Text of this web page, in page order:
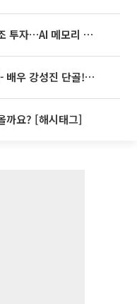
SK하이닉스, 용인·청주에 54조 투자…AI 메모리 생산기지 키운다
'2TV 생생정보' 오늘방송맛집- 배우 강성진 단골! 쌀국수ㆍ푸팟퐁 커리 맛집 '블○○○'
까요? [해시태그]